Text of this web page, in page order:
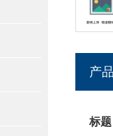
产
标